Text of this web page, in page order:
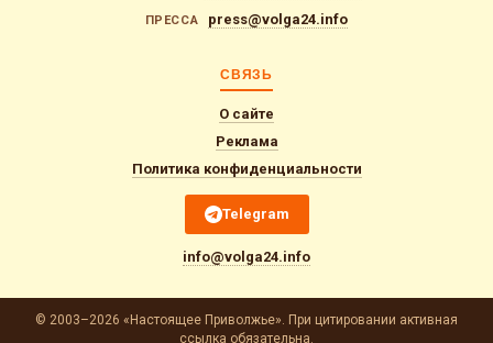
ПРЕССА press@volga24.info
СВЯЗЬ
О сайте
Реклама
Политика конфиденциальности
Telegram
info@volga24.info
© 2003–2026 «Настоящее Приволжье». При цитировании активная
ссылка обязательна.